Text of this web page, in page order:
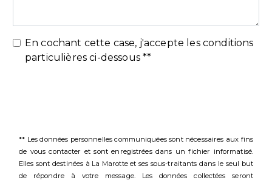
En cochant cette case, j'accepte les conditions
particulières ci-dessous **
** Les données personnelles communiquées sont nécessaires aux fins
de vous contacter et sont enregistrées dans un fichier informatisé.
Elles sont destinées à La Marotte et ses sous-traitants dans le seul but
de répondre à votre message. Les données collectées seront